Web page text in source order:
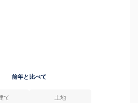
前年と比べて
て 土地